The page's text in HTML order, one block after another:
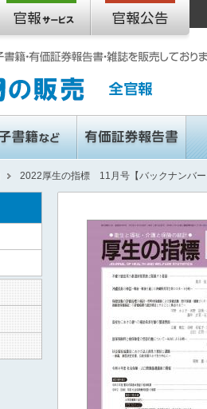
2022厚生の指標 11月号【バックナンバ